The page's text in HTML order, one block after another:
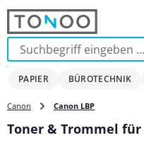
Zum Hauptinhalt springen
PAPIER BÜROTECHNIK
Canon Canon LBP
Toner & Trommel für